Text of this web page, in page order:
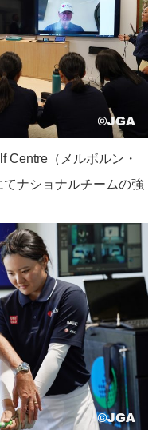
Centre（メルボルン・
ナショナルチームの強